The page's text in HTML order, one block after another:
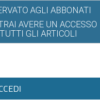
AGLI ABBONATI
AVERE UN ACCESSO
GLI ARTICOLI